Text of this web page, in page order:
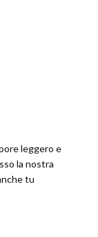
leggero e
la nostra
tu